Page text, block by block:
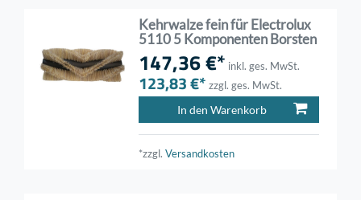
Kehrwalze fein für Electrolux
5110 5 Komponenten Borsten
147,36 €* inkl. ges. MwSt.
123,83 €* zzgl. ges. MwSt.
In den Warenkorb
*zzgl.Versandkosten